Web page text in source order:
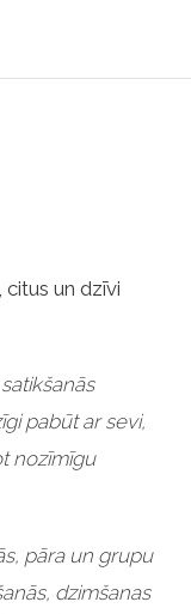
citus un dzīvi
pabūt ar sevi,
nozīmīgu
pāra un grupu
dzimšanas